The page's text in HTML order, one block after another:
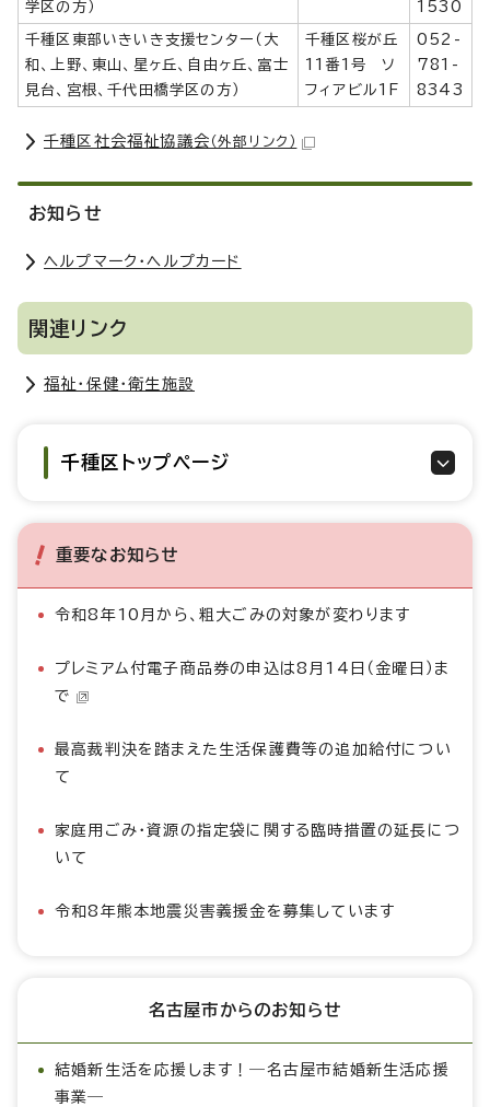
学区の方）
1530
千種区東部いきいき支援センター（大
和、上野、東山、星ヶ丘、自由ヶ丘、富士
見台、宮根、千代田橋学区の方）
千種区桜が丘
11番1号 ソ
フィアビル1F
052-
781-
8343
千種区社会福祉協議会 （外部リンク）
お知らせ
ヘルプマーク・ヘルプカード
関連リンク
福祉・保健・衛生施設
千種区トップページ
重要なお知らせ
令和8年10月から、粗大ごみの対象が変わります
プレミアム付電子商品券の申込は8月14日（金曜日）ま
で
最高裁判決を踏まえた生活保護費等の追加給付につい
て
家庭用ごみ・資源の指定袋に関する臨時措置の延長につ
いて
令和8年熊本地震災害義援金を募集しています
名古屋市からのお知らせ
結婚新生活を応援します！―名古屋市結婚新生活応援
事業―